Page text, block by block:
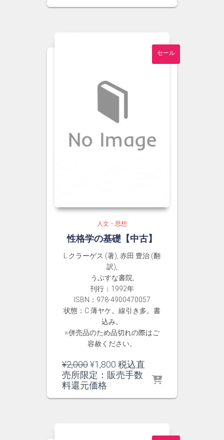
セール
人文・思想
性格学の基礎【中古】
L.クラーゲス (著), 赤田 豊治 (翻
訳),
うぶすな書院,
刊行：1992年
ISBN：978-4900470057
状態：C 薄ヤケ。線引き多。書
込み。
※併売品のため品切れの際はご
容赦ください。
¥2,000元
の
価
¥1,800 現
在
税込直
売所限定：販売手数
料還元価格